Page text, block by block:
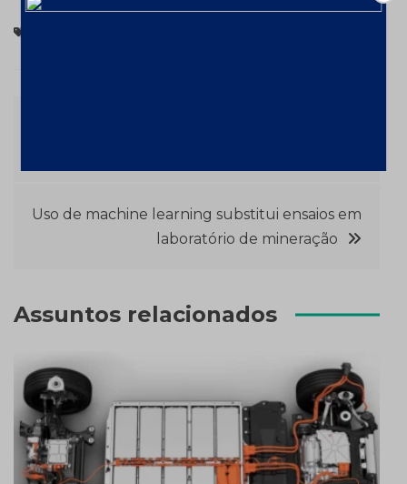
de
Post
Uso de machine learning substitui ensaios em
laboratório de mineração
Assuntos relacionados